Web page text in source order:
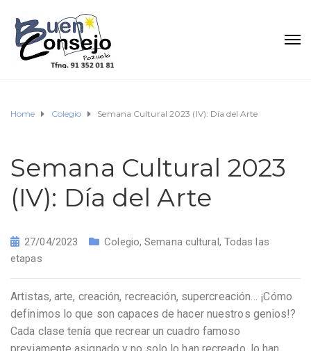
Home Colegio Semana Cultural 2023 (IV): Día del Arte
Semana Cultural 2023
(IV): Día del Arte
27/04/2023 Colegio,Semana cultural, Todas las
etapas
Artistas, arte, creación, recreación, supercreación… ¡Cómo
definimos lo que son capaces de hacer nuestros genios!?
Cada clase tenía que recrear un cuadro famoso